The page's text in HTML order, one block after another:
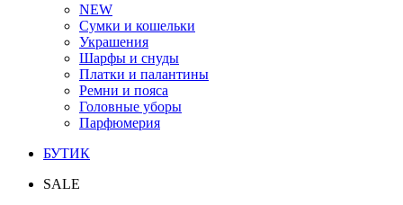
NEW
Сумки и кошельки
Украшения
Шарфы и снуды
Платки и палантины
Ремни и пояса
Головные уборы
Парфюмерия
БУТИК
SALE